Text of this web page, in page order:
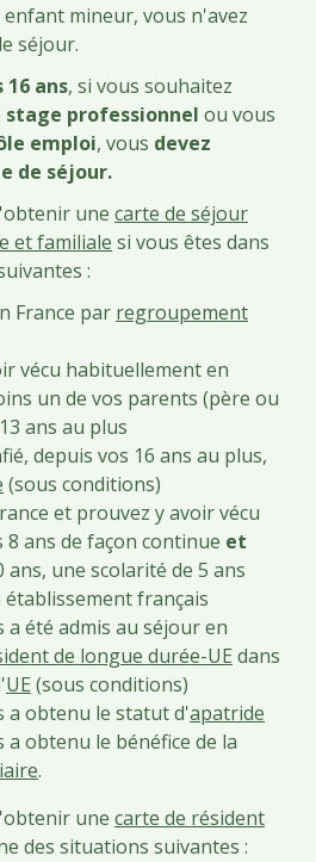
mineur, vous n'avez
séjour.
ans, si vous souhaitez
stage professionnel ou vous
emploi, vous devez
de séjour.
une carte de séjour
et familiale si vous êtes dans
:
France par regroupement
vécu habituellement en
un de vos parents (père ou
ans au plus
depuis vos 16 ans au plus,
(sous conditions)
et prouvez y avoir vécu
ans de façon continue et
ans, une scolarité de 5 ans
français
a été admis au séjour en
de longue durée-UE dans
UE (sous conditions)
a obtenu le statut d'apatride
a obtenu le bénéfice de la
.
une carte de résident
des situations suivantes :